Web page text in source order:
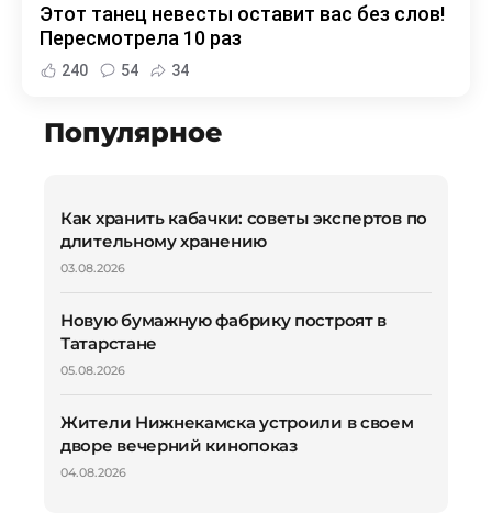
Этот танец невесты оставит вас без слов!
Пересмотрела 10 раз
240 54 34
Популярное
Как хранить кабачки: советы экспертов по
длительному хранению
03.08.2026
Новую бумажную фабрику построят в
Татарстане
05.08.2026
Жители Нижнекамска устроили в своем
дворе вечерний кинопоказ
04.08.2026